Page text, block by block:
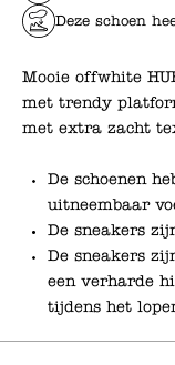
Deze schoen
Mooie offwhite
met trendy
met extra zacht
De schoenen
uitneembaar
De sneakers
De sneakers
een verharde
tijdens het